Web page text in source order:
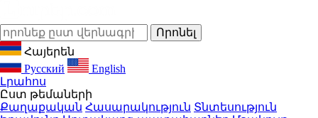
Հայերեն
Русский
English
Լրահոս
Ըստ թեմաների
Քաղաքական Հասարակություն Տնտեսություն